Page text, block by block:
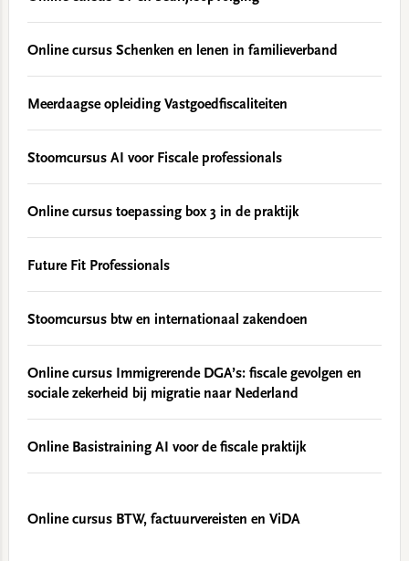
Online cursus Schenken en lenen in familieverband
Meerdaagse opleiding Vastgoedfiscaliteiten
Stoomcursus AI voor Fiscale professionals
Online cursus toepassing box 3 in de praktijk
Future Fit Professionals
Stoomcursus btw en internationaal zakendoen
Online cursus Immigrerende DGA’s: fiscale gevolgen en
sociale zekerheid bij migratie naar Nederland
Online Basistraining AI voor de fiscale praktijk
Online cursus BTW, factuurvereisten en ViDA